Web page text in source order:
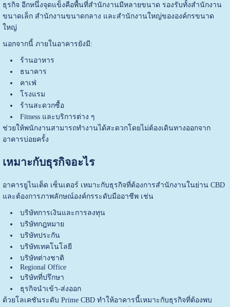
ธุรกิจ อีกหนึ่งจุดแข็งคือพื้นที่สำนักงานมีหลายขนาด รองรับทั้งสำนักงาน
ขนาดเล็ก สำนักงานขนาดกลาง และสำนักงานใหญ่ขององค์กรขนาด
ใหญ่
นอกจากนี้ ภายในอาคารยังมี:
ร้านอาหาร
ธนาคาร
คาเฟ่
โรงแรม
ร้านสะดวกซื้อ
Fitness และบริการต่าง ๆ
ช่วยให้พนักงานสามารถทำงานได้สะดวกโดยไม่ต้องเดินทางออกจาก
อาคารบ่อยครั้ง
เหมาะกับธุรกิจอะไร
อาคารยูไนเต็ด เซ็นเตอร์ เหมาะกับธุรกิจที่ต้องการสำนักงานในย่าน CBD
และต้องการภาพลักษณ์องค์กรระดับมืออาชีพ เช่น
บริษัทการเงินและการลงทุน
บริษัทกฎหมาย
บริษัทประกัน
บริษัทเทคโนโลยี
บริษัทต่างชาติ
Regional Office
บริษัทที่ปรึกษา
ธุรกิจนำเข้า-ส่งออก
ด้วยโลเคชันระดับ Prime CBD ทำให้อาคารนี้เหมาะกับธุรกิจที่ต้องพบ